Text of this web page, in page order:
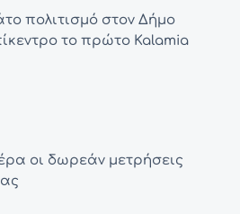
πολιτισμό στον Δήμο
το πρώτο Kalamia
οι δωρεάν μετρήσεις